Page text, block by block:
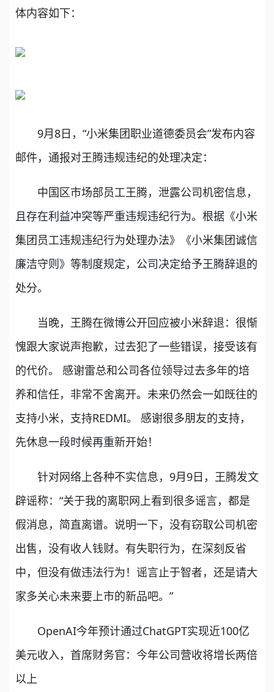
体内容如下：
9月8日，“小米集团职业道德委员会”发布内容
邮件，通报对王腾违规违纪的处理决定：
中国区市场部员工王腾，泄露公司机密信息，
且存在利益冲突等严重违规违纪行为。根据《小米
集团员工违规违纪行为处理办法》《小米集团诚信
廉洁守则》等制度规定，公司决定给予王腾辞退的
处分。
当晚，王腾在微博公开回应被小米辞退：很惭
愧跟大家说声抱歉，过去犯了一些错误，接受该有
的代价。 感谢雷总和公司各位领导过去多年的培
养和信任，非常不舍离开。未来仍然会一如既往的
支持小米，支持REDMI。 感谢很多朋友的支持，
先休息一段时候再重新开始！
针对网络上各种不实信息，9月9日，王腾发文
辟谣称：“关于我的离职网上看到很多谣言，都是
假消息，简直离谱。说明一下，没有窃取公司机密
出售，没有收人钱财。有失职行为，在深刻反省
中，但没有做违法行为！谣言止于智者，还是请大
家多关心未来要上市的新品吧。”
OpenAI今年预计通过ChatGPT实现近100亿
美元收入，首席财务官：今年公司营收将增长两倍
以上